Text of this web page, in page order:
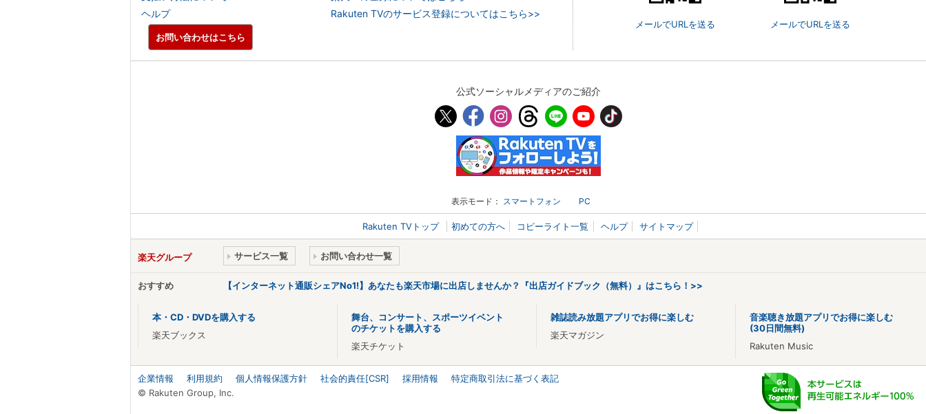
ヘルプ
Rakuten TVのサービス登録についてはこちら>>
メールでURLを送る
メールでURLを送る
お問い合わせはこちら
公式ソーシャルメディアのご紹介
表示モード： スマートフォン PC
Rakuten TVトップ 初めての方へ コピーライト一覧 ヘルプ サイトマップ
楽天グループ サービス一覧 お問い合わせ一覧
おすすめ 【インターネット通販シェアNo1!】あなたも楽天市場に出店しませんか？『出店ガイドブック（無料）』はこちら！>>
本・CD・DVDを購入する
楽天ブックス
舞台、コンサート、スポーツイベント
のチケットを購入する
楽天チケット
雑誌読み放題アプリでお得に楽しむ
楽天マガジン
音楽聴き放題アプリでお得に楽しむ
(30日間無料)
Rakuten Music
企業情報 利用規約 個人情報保護方針 社会的責任[CSR] 採用情報
特定商取引法に基づく表記
© Rakuten Group, Inc.